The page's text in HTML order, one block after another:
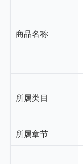
商品名称
所属类目
所属章节